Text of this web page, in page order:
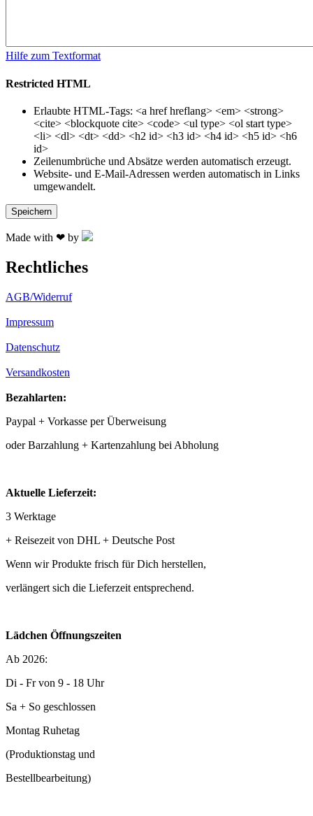
Hilfe zum Textformat
Restricted HTML
Erlaubte HTML-Tags: <a href hreflang> <em> <strong>
<cite> <blockquote cite> <code> <ul type> <ol start type>
<li> <dl> <dt> <dd> <h2 id> <h3 id> <h4 id> <h5 id> <h6
id>
Zeilenumbrüche und Absätze werden automatisch erzeugt.
Website- und E-Mail-Adressen werden automatisch in Links
umgewandelt.
Made with ❤ by
Rechtliches
AGB/Widerruf
Impressum
Datenschutz
Versandkosten
Bezahlarten:
Paypal + Vorkasse per Überweisung
oder Barzahlung + Kartenzahlung bei Abholung
Aktuelle Lieferzeit:
3 Werktage
+ Reisezeit von DHL + Deutsche Post
Wenn wir Produkte frisch für Dich herstellen,
verlängert sich die Lieferzeit entsprechend.
Lädchen Öffnungszeiten
Ab 2026:
Di - Fr von 9 - 18 Uhr
Sa + So geschlossen
Montag Ruhetag
(Produktionstag und
Bestellbearbeitung)